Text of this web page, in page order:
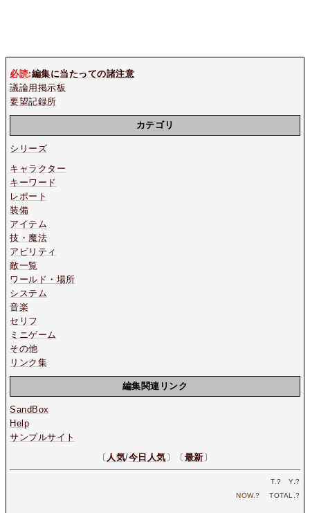
必読:編集に当たっての諸注意
議論用掲示板
要望記録所
カテゴリ
シリーズ
キャラクター
キーワード
レポート
装備
アイテム
技・魔法
アビリティ
敵一覧
ワールド・場所
システム
音楽
セリフ
ミニゲーム
その他
リンク集
編集関連リンク
SandBox
Help
サンプルサイト
〔 人気/今日人気 〕〔 最新 〕
T.? Y.?
NOW.? TOTAL.?